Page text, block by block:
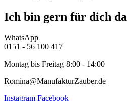
Ich bin gern für dich da
WhatsApp
0151 - 56 100 417
Montag bis Freitag 8:00 - 14:00
Romina@ManufakturZauber.de
Instagram Facebook